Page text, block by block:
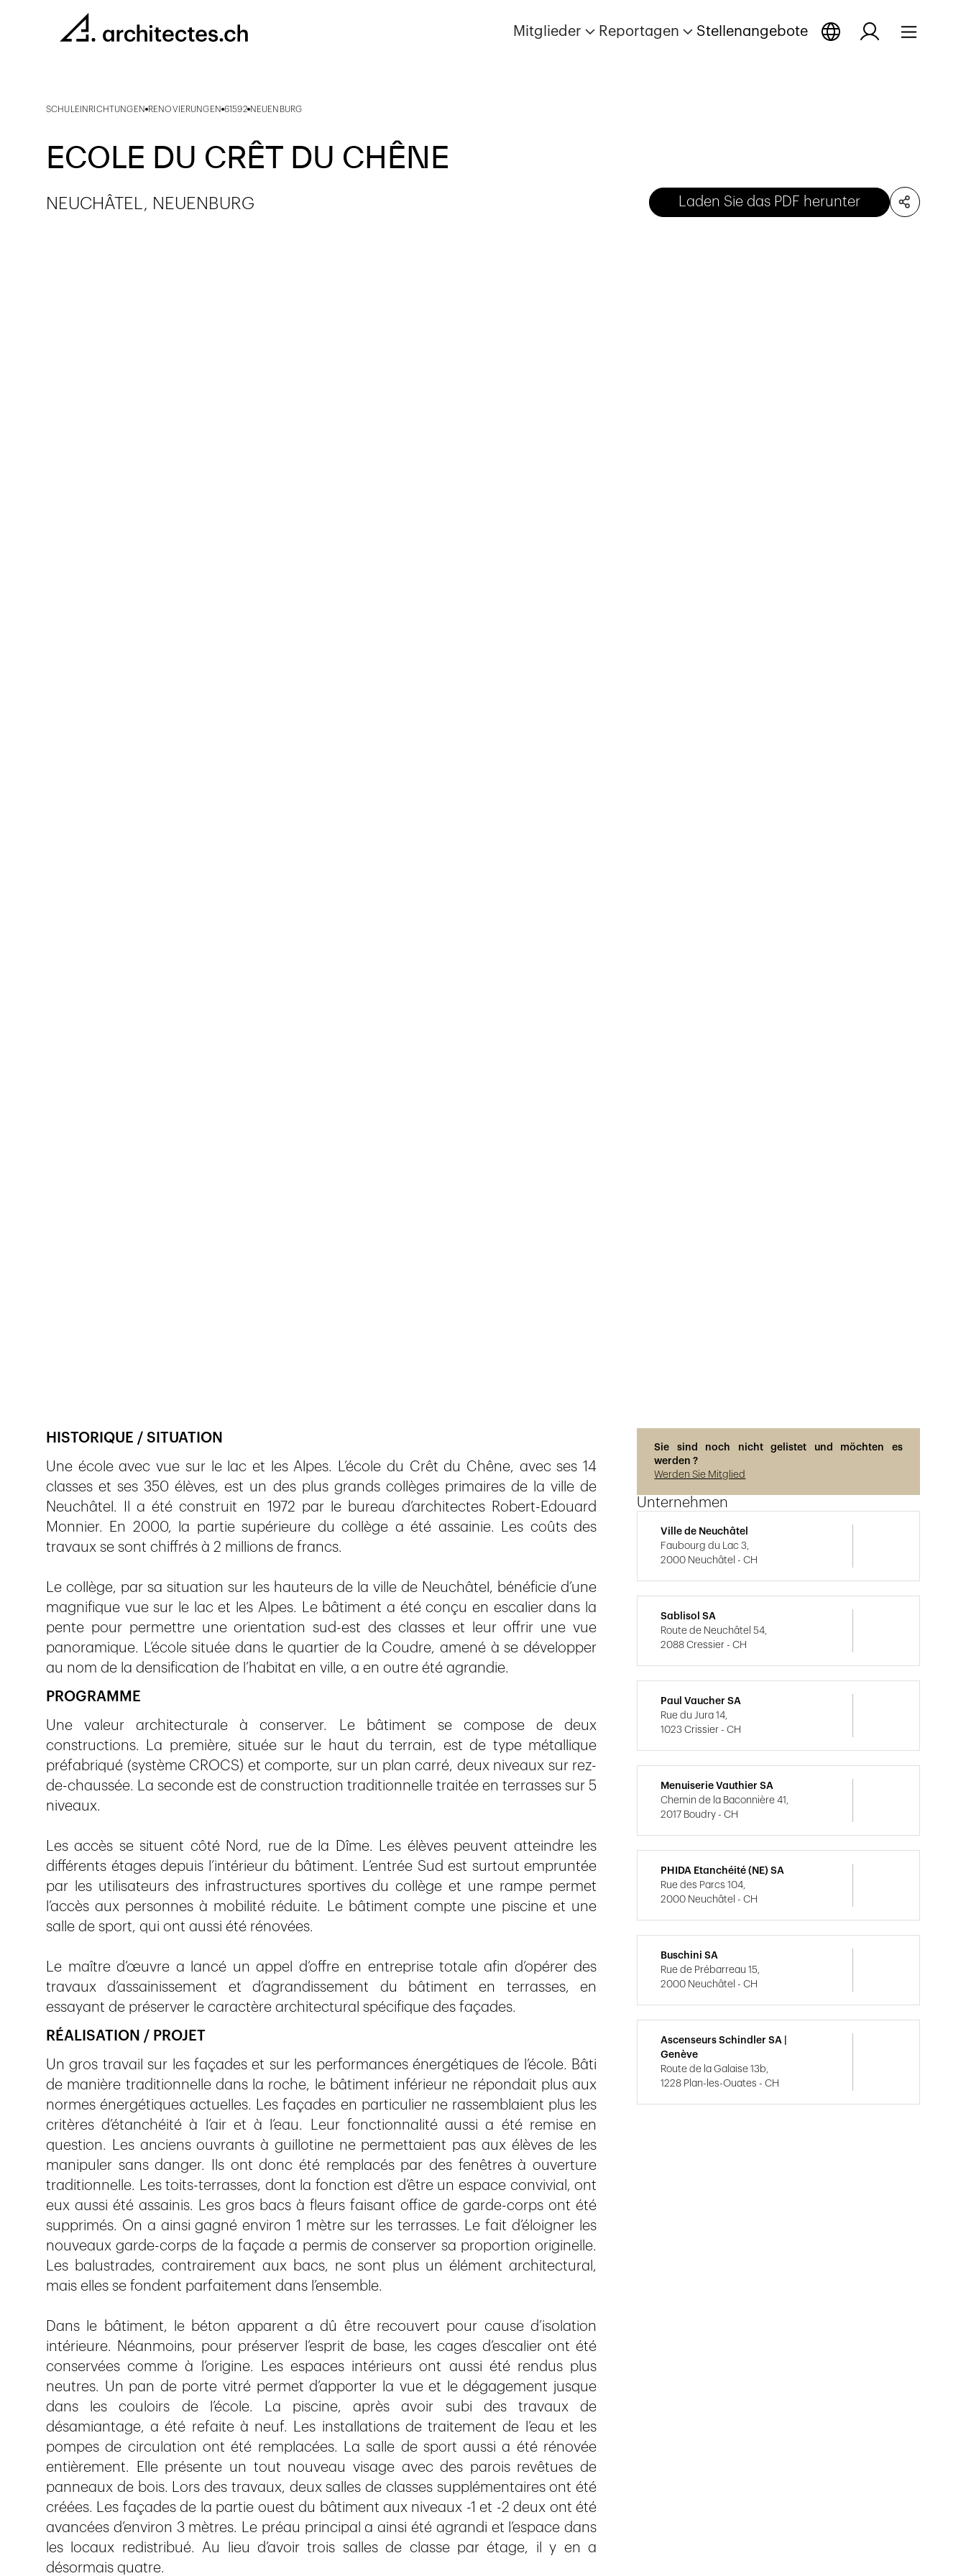
Mitglieder Reportagen Stellenangebote
SCHULEINRICHTUNGEN RENOVIERUNGEN 61592 NEUENBURG
ECOLE DU CRÊT DU CHÊNE
NEUCHÂTEL, NEUENBURG Laden Sie das PDF herunter
HISTORIQUE / SITUATION
Une école avec vue sur le lac et les Alpes. L’école du Crêt du Chêne, avec ses 14
classes et ses 350 élèves, est un des plus grands collèges primaires de la ville de
Neuchâtel. Il a été construit en 1972 par le bureau d’architectes Robert-Edouard
Monnier. En 2000, la partie supérieure du collège a été assainie. Les coûts des
travaux se sont chiffrés à 2 millions de francs.
Le collège, par sa situation sur les hauteurs de la ville de Neuchâtel, bénéficie d’une
magnifique vue sur le lac et les Alpes. Le bâtiment a été conçu en escalier dans la
pente pour permettre une orientation sud-est des classes et leur offrir une vue
panoramique. L’école située dans le quartier de la Coudre, amené à se développer
au nom de la densification de l’habitat en ville, a en outre été agrandie.
PROGRAMME
Une valeur architecturale à conserver. Le bâtiment se compose de deux
constructions. La première, située sur le haut du terrain, est de type métallique
préfabriqué (système CROCS) et comporte, sur un plan carré, deux niveaux sur rez-
de-chaussée. La seconde est de construction traditionnelle traitée en terrasses sur 5
niveaux.
Les accès se situent côté Nord, rue de la Dîme. Les élèves peuvent atteindre les
différents étages depuis l’intérieur du bâtiment. L’entrée Sud est surtout empruntée
par les utilisateurs des infrastructures sportives du collège et une rampe permet
l’accès aux personnes à mobilité réduite. Le bâtiment compte une piscine et une
salle de sport, qui ont aussi été rénovées.
Le maître d’œuvre a lancé un appel d’offre en entreprise totale afin d’opérer des
travaux d’assainissement et d’agrandissement du bâtiment en terrasses, en
essayant de préserver le caractère architectural spécifique des façades.
RÉALISATION / PROJET
Un gros travail sur les façades et sur les performances énergétiques de l’école. Bâti
de manière traditionnelle dans la roche, le bâtiment inférieur ne répondait plus aux
normes énergétiques actuelles. Les façades en particulier ne rassemblaient plus les
critères d’étanchéité à l’air et à l’eau. Leur fonctionnalité aussi a été remise en
question. Les anciens ouvrants à guillotine ne permettaient pas aux élèves de les
manipuler sans danger. Ils ont donc été remplacés par des fenêtres à ouverture
traditionnelle. Les toits-terrasses, dont la fonction est d’être un espace convivial, ont
eux aussi été assainis. Les gros bacs à fleurs faisant office de garde-corps ont été
supprimés. On a ainsi gagné environ 1 mètre sur les terrasses. Le fait d’éloigner les
nouveaux garde-corps de la façade a permis de conserver sa proportion originelle.
Les balustrades, contrairement aux bacs, ne sont plus un élément architectural,
mais elles se fondent parfaitement dans l’ensemble.
Dans le bâtiment, le béton apparent a dû être recouvert pour cause d’isolation
intérieure. Néanmoins, pour préserver l’esprit de base, les cages d’escalier ont été
conservées comme à l’origine. Les espaces intérieurs ont aussi été rendus plus
neutres. Un pan de porte vitré permet d’apporter la vue et le dégagement jusque
dans les couloirs de l’école. La piscine, après avoir subi des travaux de
désamiantage, a été refaite à neuf. Les installations de traitement de l’eau et les
pompes de circulation ont été remplacées. La salle de sport aussi a été rénovée
entièrement. Elle présente un tout nouveau visage avec des parois revêtues de
panneaux de bois. Lors des travaux, deux salles de classes supplémentaires ont été
créées. Les façades de la partie ouest du bâtiment aux niveaux -1 et -2 deux ont été
avancées d’environ 3 mètres. Le préau principal a ainsi été agrandi et l’espace dans
les locaux redistribué. Au lieu d’avoir trois salles de classe par étage, il y en a
désormais quatre.
Sie sind noch nicht gelistet und möchten es
werden ?
Werden Sie Mitglied
Unternehmen
Ville de Neuchâtel
Faubourg du Lac 3,
2000 Neuchâtel - CH
Sablisol SA
Route de Neuchâtel 54,
2088 Cressier - CH
Paul Vaucher SA
Rue du Jura 14,
1023 Crissier - CH
Menuiserie Vauthier SA
Chemin de la Baconnière 41,
2017 Boudry - CH
PHIDA Etanchéité (NE) SA
Rue des Parcs 104,
2000 Neuchâtel - CH
Buschini SA
Rue de Prébarreau 15,
2000 Neuchâtel - CH
Ascenseurs Schindler SA |
Genève
Route de la Galaise 13b,
1228 Plan-les-Ouates - CH